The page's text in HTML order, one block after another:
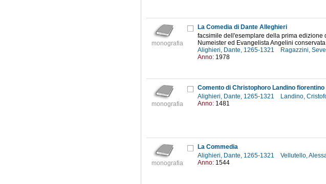
monografia
La Comedia di Dante Alleghieri
facsimile dell'esemplare della prima
Numeister ed Evangelista Angelini
Alighieri, Dante, 1265-1321
Ragazzini,
Anno: 1978
monografia
Comento di Christophoro Landino
Alighieri, Dante, 1265-1321
Landino,
Anno: 1481
monografia
La Commedia
Alighieri, Dante, 1265-1321
Vellutello,
Anno: 1544